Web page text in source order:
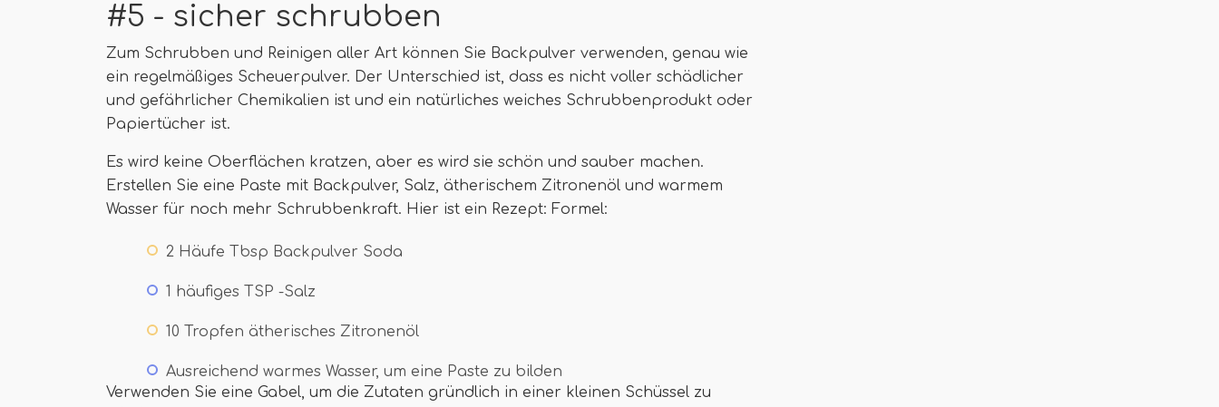
#5 - sicher schrubben
Zum Schrubben und Reinigen aller Art können Sie Backpulver verwenden, genau wie
ein regelmäßiges Scheuerpulver. Der Unterschied ist, dass es nicht voller schädlicher
und gefährlicher Chemikalien ist und ein natürliches weiches Schrubbenprodukt oder
Papiertücher ist.
Es wird keine Oberflächen kratzen, aber es wird sie schön und sauber machen.
Erstellen Sie eine Paste mit Backpulver, Salz, ätherischem Zitronenöl und warmem
Wasser für noch mehr Schrubbenkraft. Hier ist ein Rezept: Formel:
2 Häufe Tbsp Backpulver Soda
1 häufiges TSP -Salz
10 Tropfen ätherisches Zitronenöl
Ausreichend warmes Wasser, um eine Paste zu bilden
Verwenden Sie eine Gabel, um die Zutaten gründlich in einer kleinen Schüssel zu